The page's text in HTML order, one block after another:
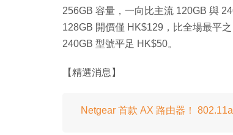
256GB 容量，一向比主流 120GB 與
128GB 開價僅 HK$129，比全場最平
240GB 型號平足 HK$50。
【精選消息】
Netgear 首款 AX 路由器！